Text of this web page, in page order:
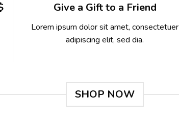
Give a Gift to a Friend
Lorem ipsum dolor sit amet, consectetuer
adipiscing elit, sed dia.
SHOP NOW